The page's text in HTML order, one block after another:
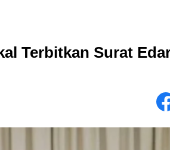
Terbitkan Surat